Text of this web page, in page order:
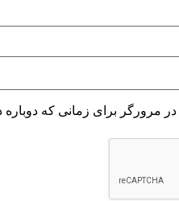
مرورگر برای زمانی که